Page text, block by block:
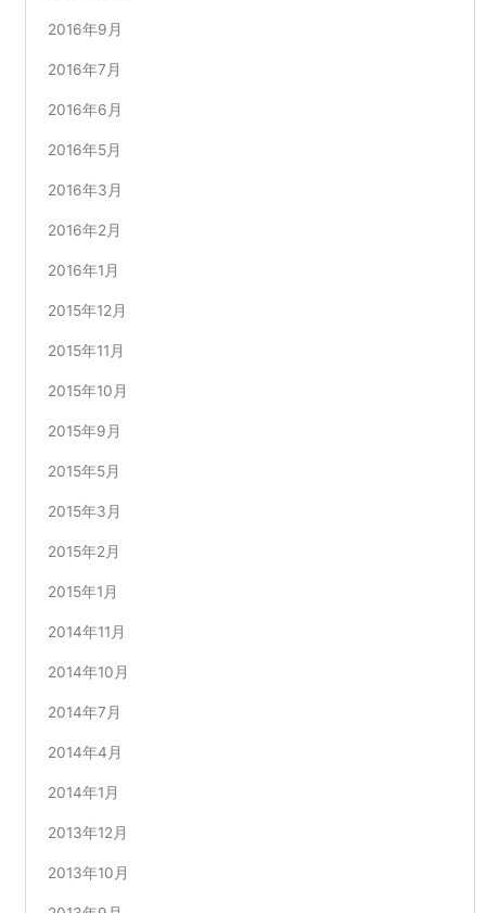
2016年9月
2016年7月
2016年6月
2016年5月
2016年3月
2016年2月
2016年1月
2015年12月
2015年11月
2015年10月
2015年9月
2015年5月
2015年3月
2015年2月
2015年1月
2014年11月
2014年10月
2014年7月
2014年4月
2014年1月
2013年12月
2013年10月